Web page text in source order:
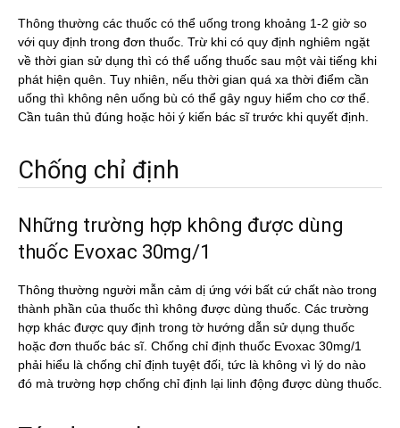
Thông thường các thuốc có thể uống trong khoảng 1-2 giờ so
với quy định trong đơn thuốc. Trừ khi có quy định nghiêm ngặt
về thời gian sử dụng thì có thể uống thuốc sau một vài tiếng khi
phát hiện quên. Tuy nhiên, nếu thời gian quá xa thời điểm cần
uống thì không nên uống bù có thể gây nguy hiểm cho cơ thể.
Cần tuân thủ đúng hoặc hỏi ý kiến bác sĩ trước khi quyết định.
Chống chỉ định
Những trường hợp không được dùng
thuốc Evoxac 30mg/1
Thông thường người mẫn cảm dị ứng với bất cứ chất nào trong
thành phần của thuốc thì không được dùng thuốc. Các trường
hợp khác được quy định trong tờ hướng dẫn sử dụng thuốc
hoặc đơn thuốc bác sĩ. Chống chỉ định thuốc Evoxac 30mg/1
phải hiểu là chống chỉ định tuyệt đối, tức là không vì lý do nào
đó mà trường hợp chống chỉ định lại linh động được dùng thuốc.